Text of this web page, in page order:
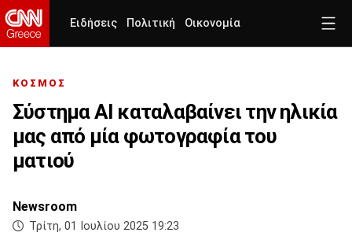
Ειδήσεις Πολιτική Οικονομία
ΚΟΣΜΟΣ
Σύστημα ΑΙ καταλαβαίνει την ηλικία
μας από μία φωτογραφία του
ματιού
Newsroom
Τρίτη, 01 Ιουλίου 2025 19:23